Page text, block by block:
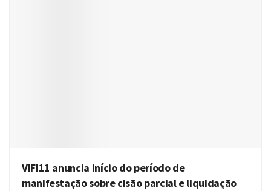
VIFI11 anuncia início do período de
manifestação sobre cisão parcial e liquidação